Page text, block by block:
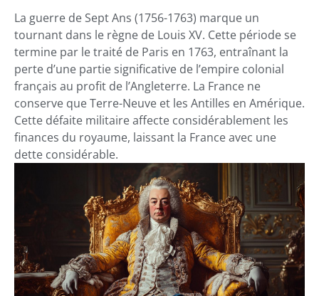
La guerre de Sept Ans (1756-1763) marque un
tournant dans le règne de Louis XV. Cette période se
termine par le traité de Paris en 1763, entraînant la
perte d’une partie significative de l’empire colonial
français au profit de l’Angleterre. La France ne
conserve que Terre-Neuve et les Antilles en Amérique.
Cette défaite militaire affecte considérablement les
finances du royaume, laissant la France avec une
dette considérable.